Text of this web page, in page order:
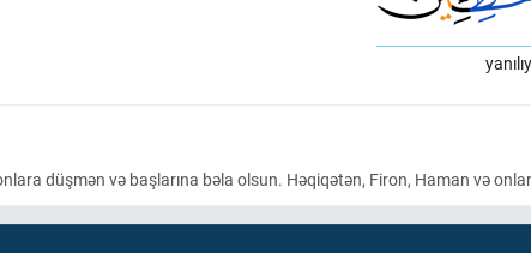
düşmən və başlarına bəla olsun. Həqiqətən, Firon, Haman və